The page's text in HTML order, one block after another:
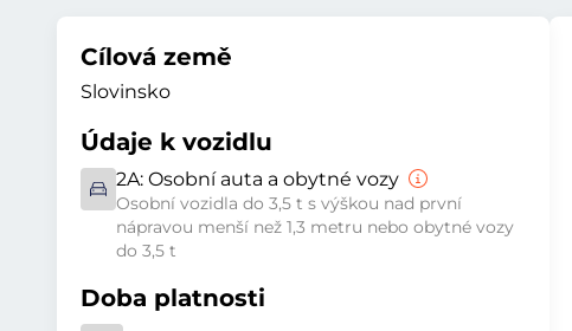
Cílová země
Slovinsko
Údaje k vozidlu
2A: Osobní auta a obytné vozy
Osobní vozidla do 3,5 t s výškou nad první
nápravou menší než 1,3 metru nebo obytné vozy
do 3,5 t
Doba platnosti